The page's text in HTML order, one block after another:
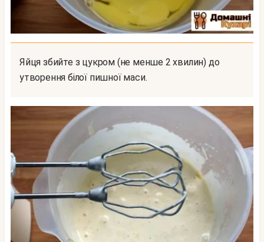
Яйця збийте з цукром (не менше 2 хвилин) до
утворення білої пишної маси.